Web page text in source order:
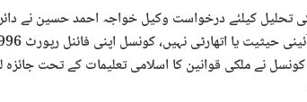
تحلیل کیلئے درخواست وکیل خواجہ احمد حسین نے
کونسل نے ملکی قوانین کا اسلامی تعلیمات کے تحت